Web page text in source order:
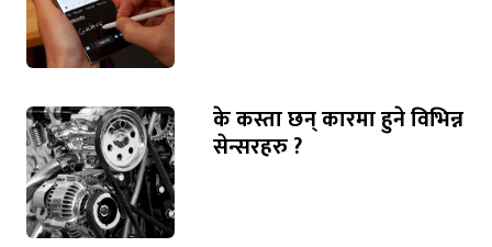
के कस्ता छन् कारमा हुने विभिन्न
सेन्सरहरु ?